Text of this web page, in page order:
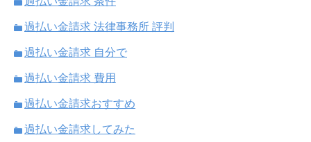
過払い金請求 法律事務所 評判
過払い金請求 自分で
過払い金請求 費用
過払い金請求おすすめ
過払い金請求してみた